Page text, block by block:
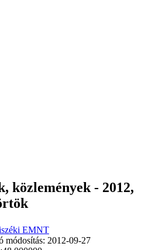
közlemények - 2012,
EMNT
módosítás: 2012-09-27